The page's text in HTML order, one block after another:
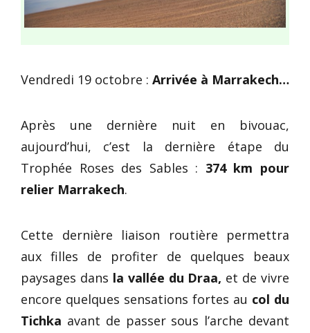
Vendredi 19 octobre : Arrivée à Marrakech…
Après une dernière nuit en bivouac,
aujourd’hui, c’est la dernière étape du
Trophée Roses des Sables : 374 km pour
relier Marrakech.
Cette dernière liaison routière permettra
aux filles de profiter de quelques beaux
paysages dans la vallée du Draa, et de vivre
encore quelques sensations fortes au col du
Tichka avant de passer sous l’arche devant